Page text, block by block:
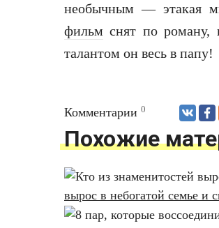
необычным — этакая
фильм снят по роману,
талантом он весь в папу!
Комментарии 0
Похожие
вырос в небогатой семье и